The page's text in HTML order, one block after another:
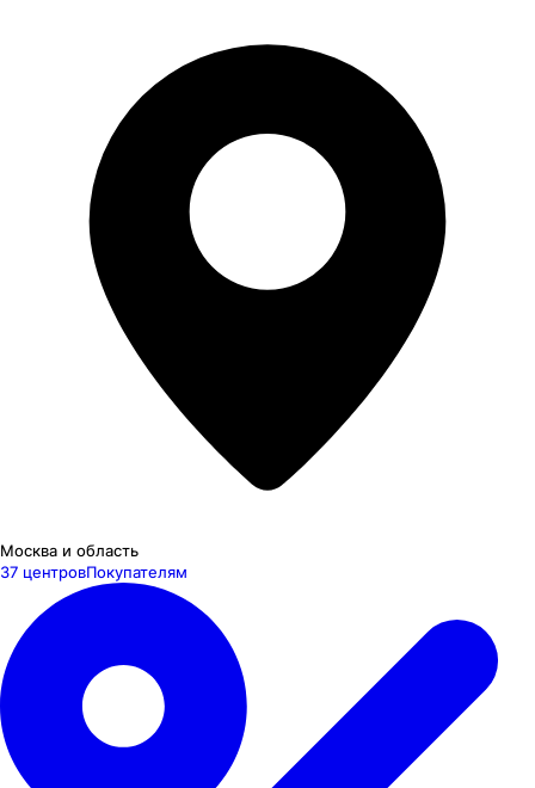
Москва и область
37 центровПокупателям